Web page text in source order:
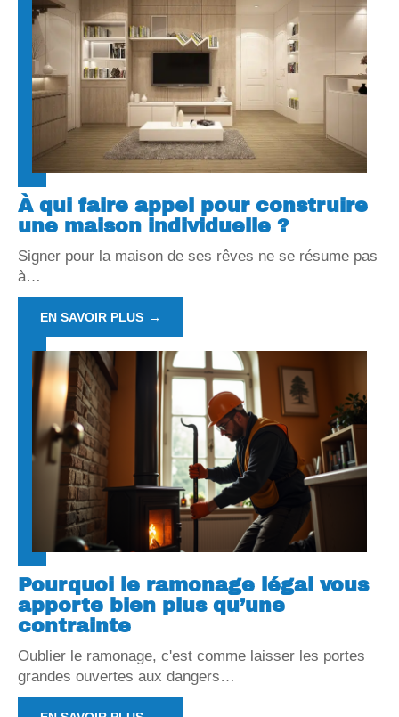
À qui faire appel pour construire
une maison individuelle ?
Signer pour la maison de ses rêves ne se résume pas
à…
EN SAVOIR PLUS
Pourquoi le ramonage légal vous
apporte bien plus qu’une
contrainte
Oublier le ramonage, c'est comme laisser les portes
grandes ouvertes aux dangers…